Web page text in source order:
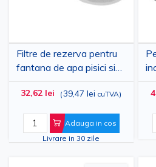
Filtre de rezerva pentru
fantana de apa pisici si
caini, 3 bucati
32,62 lei (39,47 lei cuTVA)
Adauga in cos
Livrare in 30 zile